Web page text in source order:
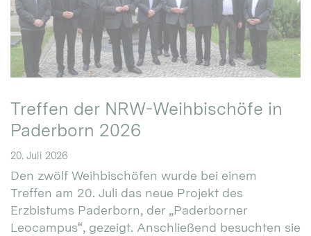
Treffen der NRW-Weihbischöfe in
Paderborn 2026
20. Juli 2026
Den zwölf Weihbischöfen wurde bei einem
Treffen am 20. Juli das neue Projekt des
Erzbistums Paderborn, der „Paderborner
Leocampus“, gezeigt. Anschließend besuchten sie